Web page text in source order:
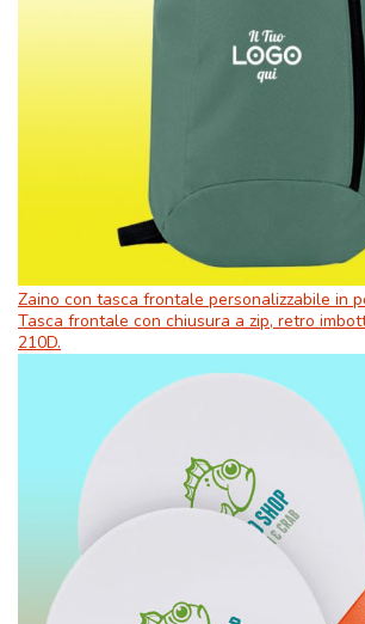
Zaino con tasca frontale personalizzabile in
Tasca frontale con chiusura a zip, retro
210D.